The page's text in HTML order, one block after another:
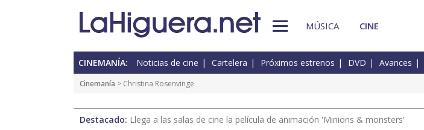
MÚSICA CINE
CINEMANÍA: Noticias de cine Cartelera Próximos estrenos DVD Avances
Cinemanía > Christina Rosenvinge
Destacado: Llega a las salas de cine la película de animación 'Minions & monsters'